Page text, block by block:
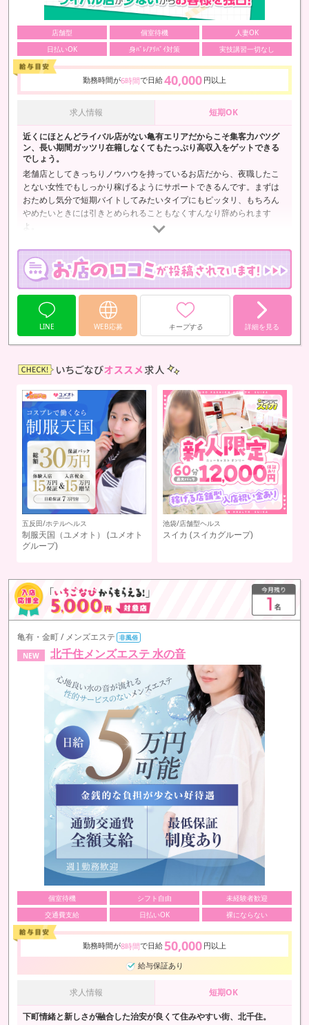
店舗型 個室待機
人妻OK
日払いOK
身ﾊﾞﾚ/ｱﾘﾊﾞｲ対策 実技講習一切なし
勤務時間が6時間で日給40,000 円以上
求人情報 短期OK
近くにほとんどライバル店がない亀有エリアだからこそ集客力バツグ
ン、長い期間ガッツリ在籍しなくてもたっぷり高収入をゲットできる
でしょう。
老舗店としてきっちりノウハウを持っているお店だから、夜職したこ
とない女性でもしっかり稼げるようにサポートできるんです。まずは
おためし気分で短期バイトしてみたいタイプにもピッタリ、もちろん
やめたいときには引きとめられることもなくすんなり辞められます
よ。
LINE WEB応募 キープする 詳細を見る
五反田/ホテルヘルス
制服天国（ユメオト） (ユメオト
グループ)
池袋/店舗型ヘルス
スイカ (スイカグループ)
亀有・金町 / メンズエステ 非風俗
NEW 北千住メンズエステ 水の音
個室待機 シフト自由
未経験者歓迎
交通費支給
日払いOK 裸にならない
勤務時間が8時間で日給 50,000 円以上
給与保証あり
求人情報 短期OK
下町情緒と新しさが融合した治安が良くて住みやすい街、北千住。